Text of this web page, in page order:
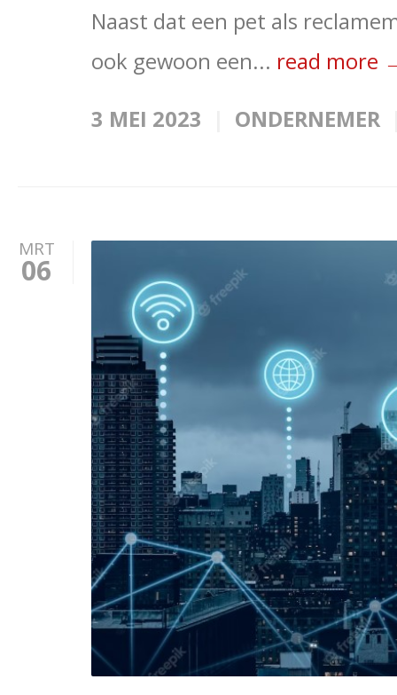
Naast dat een pet als
ook gewoon een... read more
3 MEI 2023 ONDERNEMER
MRT
06